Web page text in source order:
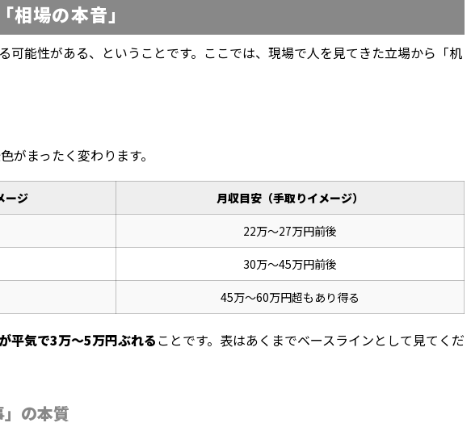
場の本音」
能性がある、ということです。ここでは、現場で人を見てきた立場から「机
まったく変わります。
ージ 月収目安（手取りイメージ）
22万〜27万円前後
30万〜45万円前後
45万〜60万円超もあり得る
平気で3万〜5万円ぶれることです。表はあくまでベースラインとして見てくだ
の本質